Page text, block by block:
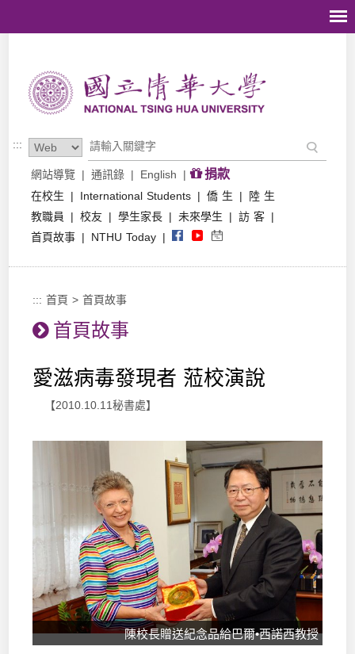
:::
網站導覽 | 通訊錄 | English | 捐款
在校生 | International Students | 僑 生 |
陸 生
教職員
| 校友 | 學生家長 | 未來學生 | 訪 客 |
首頁故事 | NTHU Today |
::: 首頁 >首頁故事
首頁故事
愛滋病毒發現者 蒞校演說
【2010.10.11秘書處】
陳校長贈送紀念品給巴爾•西諾西教授